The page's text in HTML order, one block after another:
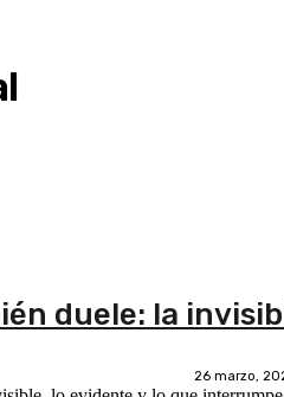
duele: la
26 marzo,